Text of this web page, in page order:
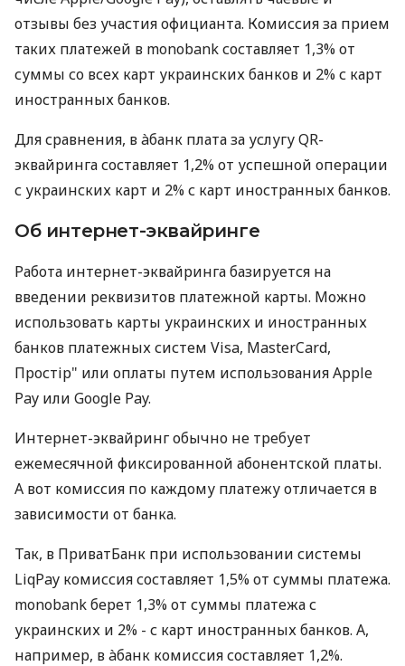
отзывы без участия официанта. Комиссия за прием
таких платежей в monobank составляет 1,3% от
суммы со всех карт украинских банков и 2% с карт
иностранных банков.
Для сравнения, в àбанк плата за услугу QR-
эквайринга составляет 1,2% от успешной операции
с украинских карт и 2% с карт иностранных банков.
Об интернет-эквайринге
Работа интернет-эквайринга базируется на
введении реквизитов платежной карты. Можно
использовать карты украинских и иностранных
банков платежных систем Visa, MasterCard,
Простір" или оплаты путем использования Apple
Pay или Google Pay.
Интернет-эквайринг обычно не требует
ежемесячной фиксированной абонентской платы.
А вот комиссия по каждому платежу отличается в
зависимости от банка.
Так, в ПриватБанк при использовании системы
LiqPay комиссия составляет 1,5% от суммы платежа.
monobank берет 1,3% от суммы платежа с
украинских и 2% - с карт иностранных банков. А,
например, в àбанк комиссия составляет 1,2%.